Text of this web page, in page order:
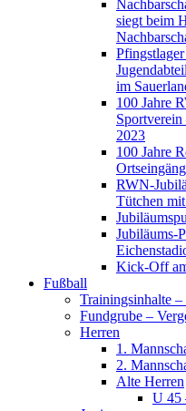
siegt beim
im
100 Jahre
2023
100 Jahre
RWN-
Tütchen
Jubiläums-
Kick-Off
Fußball
Trainingsinhalte –
Fundgrube –
Herren
1.
2.
Alte Herren
U 45